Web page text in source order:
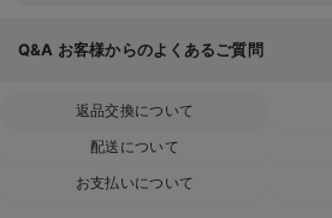
Q&A お客様からのよくあるご質問
返品交換について
配送について
お支払いについて